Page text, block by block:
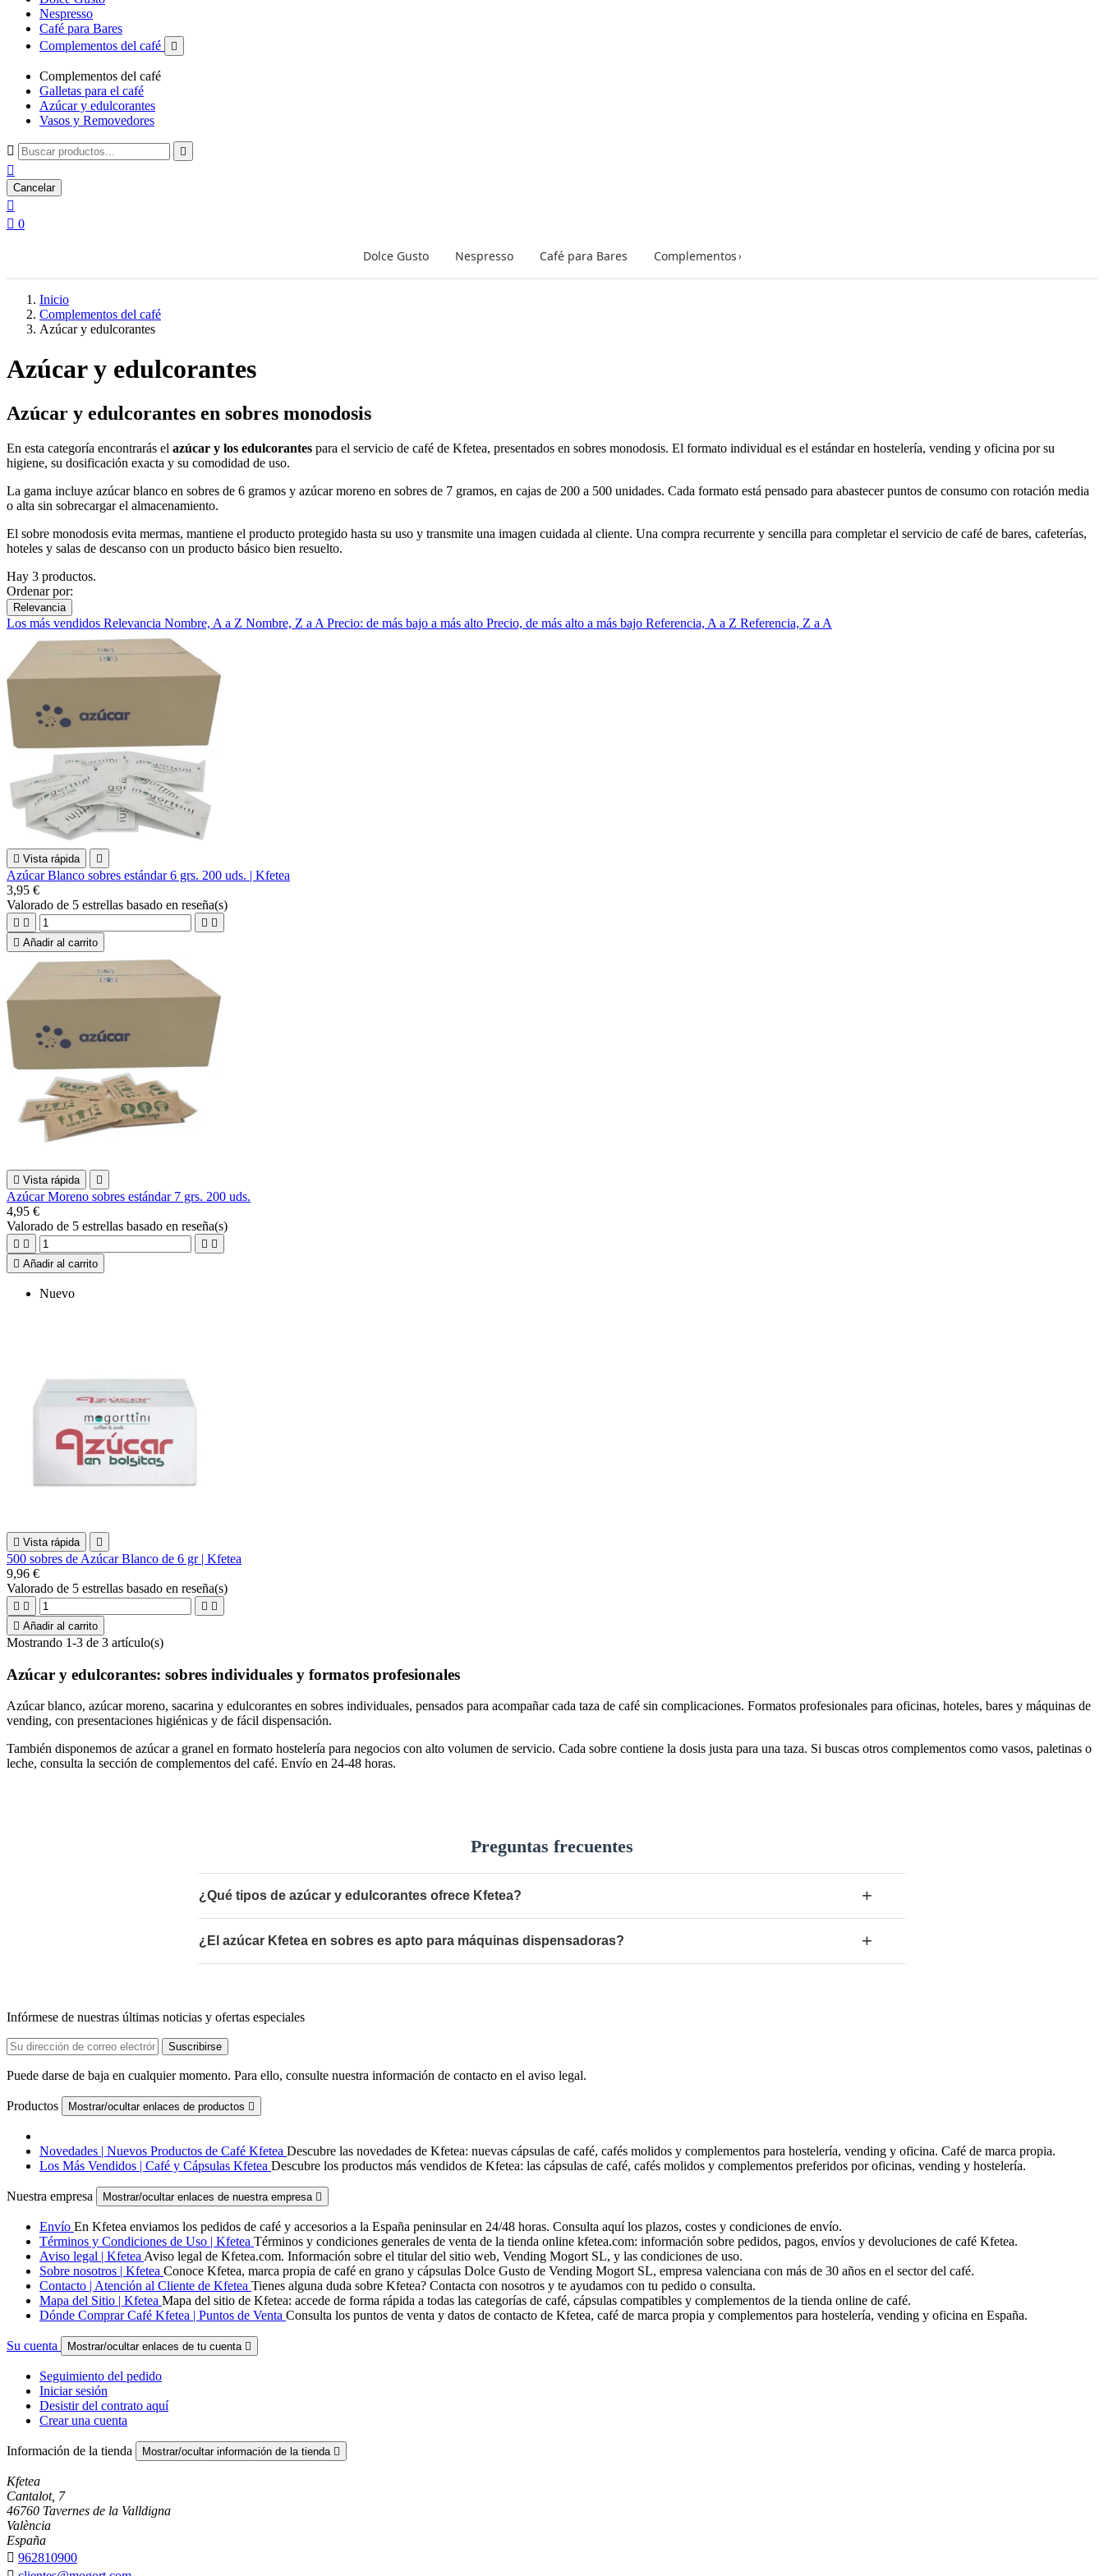
Nespresso
Café para Bares
Complementos del café

Complementos del café
Galletas para el café
Azúcar y edulcorantes
Vasos y Removedores
 

Cancelar

 0
Dolce Gusto Nespresso Café para Bares Complementos›
Inicio
Complementos del café
Azúcar y edulcorantes
Azúcar y edulcorantes
Azúcar y edulcorantes en sobres monodosis
En esta categoría encontrarás el azúcar y los edulcorantes para el servicio de café de Kfetea, presentados en sobres monodosis. El formato individual es el estándar en hostelería, vending y oficina por su
higiene, su dosificación exacta y su comodidad de uso.
La gama incluye azúcar blanco en sobres de 6 gramos y azúcar moreno en sobres de 7 gramos, en cajas de 200 a 500 unidades. Cada formato está pensado para abastecer puntos de consumo con rotación media
o alta sin sobrecargar el almacenamiento.
El sobre monodosis evita mermas, mantiene el producto protegido hasta su uso y transmite una imagen cuidada al cliente. Una compra recurrente y sencilla para completar el servicio de café de bares, cafeterías,
hoteles y salas de descanso con un producto básico bien resuelto.
Hay 3 productos.
Ordenar por:
Relevancia
Los más vendidos Relevancia Nombre, A a Z Nombre, Z a A Precio: de más bajo a más alto Precio, de más alto a más bajo Referencia, A a Z Referencia, Z a A
 Vista rápida 
Azúcar Blanco sobres estándar 6 grs. 200 uds. | Kfetea
3,95 €
Valorado de 5 estrellas basado en reseña(s)
   
 Añadir al carrito
 Vista rápida 
Azúcar Moreno sobres estándar 7 grs. 200 uds.
4,95 €
Valorado de 5 estrellas basado en reseña(s)
   
 Añadir al carrito
Nuevo
 Vista rápida 
500 sobres de Azúcar Blanco de 6 gr | Kfetea
9,96 €
Valorado de 5 estrellas basado en reseña(s)
   
 Añadir al carrito
Mostrando 1-3 de 3 artículo(s)
Azúcar y edulcorantes: sobres individuales y formatos profesionales
Azúcar blanco, azúcar moreno, sacarina y edulcorantes en sobres individuales, pensados para acompañar cada taza de café sin complicaciones. Formatos profesionales para oficinas, hoteles, bares y máquinas de
vending, con presentaciones higiénicas y de fácil dispensación.
También disponemos de azúcar a granel en formato hostelería para negocios con alto volumen de servicio. Cada sobre contiene la dosis justa para una taza. Si buscas otros complementos como vasos, paletinas o
leche, consulta la sección de complementos del café. Envío en 24-48 horas.
Preguntas frecuentes
¿Qué tipos de azúcar y edulcorantes ofrece Kfetea? +
¿El azúcar Kfetea en sobres es apto para máquinas dispensadoras? +
Infórmese de nuestras últimas noticias y ofertas especiales
Puede darse de baja en cualquier momento. Para ello, consulte nuestra información de contacto en el aviso legal.
Productos Mostrar/ocultar enlaces de productos 
Novedades | Nuevos Productos de Café Kfetea Descubre las novedades de Kfetea: nuevas cápsulas de café, cafés molidos y complementos para hostelería, vending y oficina. Café de marca propia.
Los Más Vendidos | Café y Cápsulas Kfetea Descubre los productos más vendidos de Kfetea: las cápsulas de café, cafés molidos y complementos preferidos por oficinas, vending y hostelería.
Nuestra empresa Mostrar/ocultar enlaces de nuestra empresa 
Envío En Kfetea enviamos los pedidos de café y accesorios a la España peninsular en 24/48 horas. Consulta aquí los plazos, costes y condiciones de envío.
Términos y Condiciones de Uso | Kfetea Términos y condiciones generales de venta de la tienda online kfetea.com: información sobre pedidos, pagos, envíos y devoluciones de café Kfetea.
Aviso legal | Kfetea Aviso legal de Kfetea.com. Información sobre el titular del sitio web, Vending Mogort SL, y las condiciones de uso.
Sobre nosotros | Kfetea Conoce Kfetea, marca propia de café en grano y cápsulas Dolce Gusto de Vending Mogort SL, empresa valenciana con más de 30 años en el sector del café.
Contacto | Atención al Cliente de Kfetea Tienes alguna duda sobre Kfetea? Contacta con nosotros y te ayudamos con tu pedido o consulta.
Mapa del Sitio | Kfetea Mapa del sitio de Kfetea: accede de forma rápida a todas las categorías de café, cápsulas compatibles y complementos de la tienda online de café.
Dónde Comprar Café Kfetea | Puntos de Venta Consulta los puntos de venta y datos de contacto de Kfetea, café de marca propia y complementos para hostelería, vending y oficina en España.
Su cuenta Mostrar/ocultar enlaces de tu cuenta 
Seguimiento del pedido
Iniciar sesión
Desistir del contrato aquí
Crear una cuenta
Información de la tienda Mostrar/ocultar información de la tienda 
Kfetea
Cantalot, 7
46760 Tavernes de la Valldigna
València
España
 962810900